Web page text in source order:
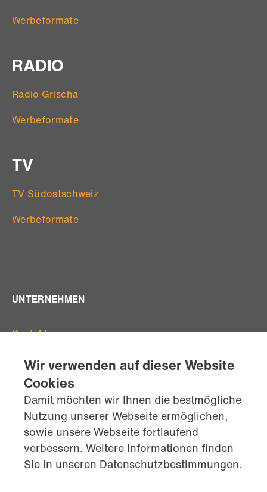
kontaktiere
uns jetzt
Werbeformate
RADIO
Radio Grischa
Werbeformate
TV
TV Südostschweiz
Werbeformate
UNTERNEHMEN
Kontakt
Standorte
Team
AGB's
Datenschutz
Impressum
Wir verwenden auf dieser Website
Cookies
Damit möchten wir Ihnen die bestmögliche
Nutzung unserer Webseite ermöglichen,
sowie unsere Webseite fortlaufend
verbessern. Weitere Informationen finden
Sie in unseren Datenschutzbestimmungen.